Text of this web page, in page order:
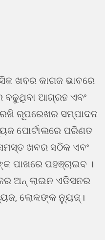
ଖବର କାଗଜ ଭାବରେ
ବଢୁଥିବା ଆଗ୍ରହ ଏବଂ
ରୂପରେଖର ସମ୍ପାଦନ
ପୋର୍ଟାଲରେ ପରିଣତ
ଖବର ସଠିକ ଏବଂ
ପାଖରେ ପହଞ୍ଚାଇବ ।
ଅନ୍ ଲାଇନ ଏଡିସନର
ଲୋକଙ୍କ ନ୍ୟୁଜ୍।